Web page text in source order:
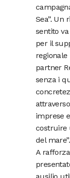
Sea”. Un
sentito
per il
regionale
partner
senza i
imprese
costruire
del mare”.
A